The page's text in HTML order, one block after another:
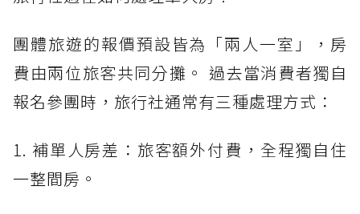
團體旅遊的報價預設皆為「兩人一室」，房
費由兩位旅客共同分攤。 過去當消費者獨自
報名參團時，旅行社通常有三種處理方式：
1. 補單人房差：旅客額外付費，全程獨自住
一整間房。